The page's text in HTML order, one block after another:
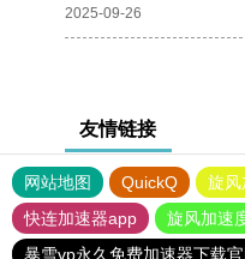
2025-09-26
友情链接
网站地图 QuickQ 旋风
快连加速器app
旋风加速
暴雪vp永久免费加速器下载